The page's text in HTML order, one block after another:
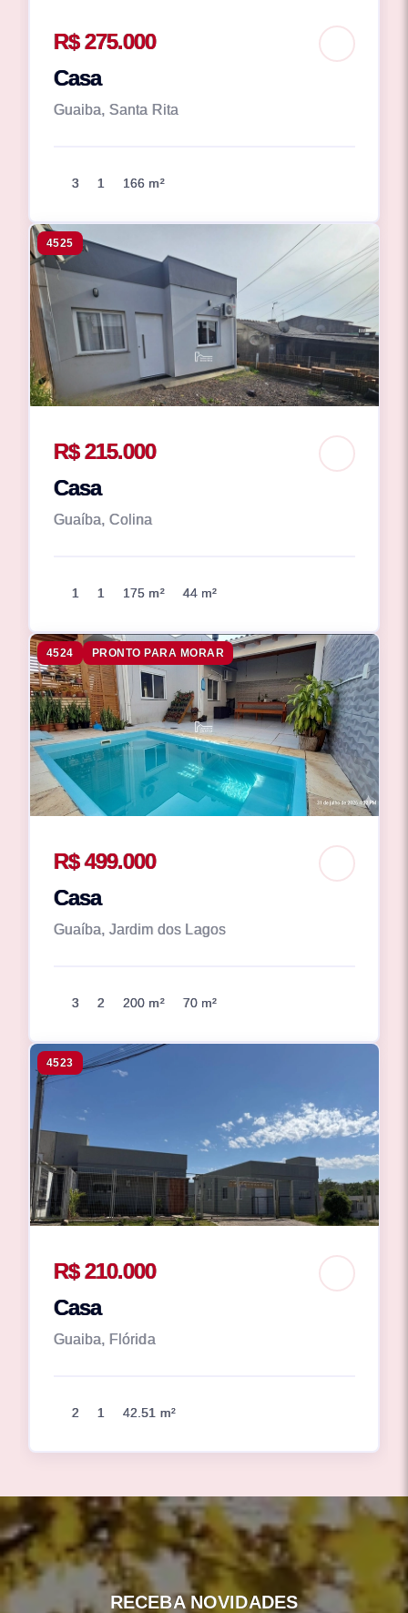
R$ 275.000
Casa
Guaiba, Santa Rita
3 1 166 m²
4525
R$ 215.000
Casa
Guaíba, Colina
1 1 175 m² 44 m²
4524 PRONTO PARA MORAR
R$ 499.000
Casa
Guaíba, Jardim dos Lagos
3 2 200 m² 70 m²
4523
R$ 210.000
Casa
Guaiba, Flórida
2 1 42.51 m²
RECEBA NOVIDADES